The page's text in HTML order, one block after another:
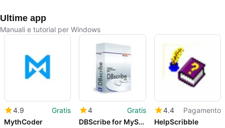
Ultime app
Manuali e tutorial per Windows
4.9
Gratis
MythCoder
4
Gratis
DBScribe for MySQL
4.4
Pagamento
HelpScribble